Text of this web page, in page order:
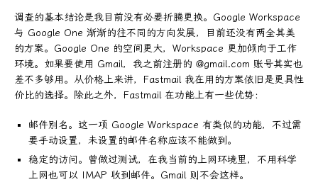
调查的基本结论是我目前没有必要折腾更换。Google Workspace
与 Google One 渐渐的往不同的方向发展，目前还没有两全其美
的方案。Google One 的空间更大，Workspace 更加倾向于工作
环境。如果要使用 Gmail，我之前注册的 @gmail.com 账号其实也
差不多够用。从价格上来讲，Fastmail 我在用的方案依旧是更具性
价比的选择。除此之外，Fastmail 在功能上有一些优势：
邮件别名。这一项 Google Workspace 有类似的功能，不过需
要手动设置，未设置的邮件名称应该不能做到。
稳定的访问。曾做过测试，在我当前的上网环境里，不用科学
上网也可以 IMAP 收到邮件。Gmail 则不会这样。